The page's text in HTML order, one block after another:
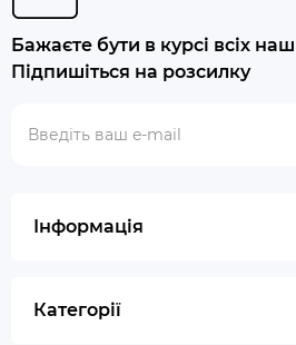
Бажаєте бути в курсі всіх
Підпишіться на розсилку
Інформація
Категорії